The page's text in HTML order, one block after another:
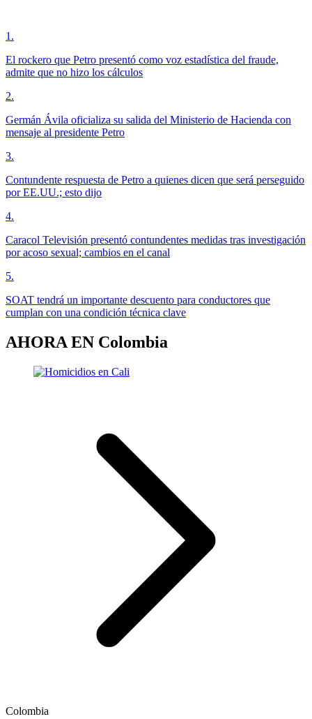
1 .
El rockero que Petro presentó como voz estadística del fraude,
admite que no hizo los cálculos
2.
Germán Ávila oficializa su salida del Ministerio de Hacienda con
mensaje al presidente Petro
3.
Contundente respuesta de Petro a quienes dicen que será perseguido
por EE.UU.; esto dijo
4.
Caracol Televisión presentó contundentes medidas tras investigación
por acoso sexual; cambios en el canal
5.
SOAT tendrá un importante descuento para conductores que
cumplan con una condición técnica clave
AHORA EN Colombia
Colombia